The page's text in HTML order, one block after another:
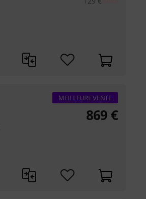
MEILLEURE VENTE
869 €